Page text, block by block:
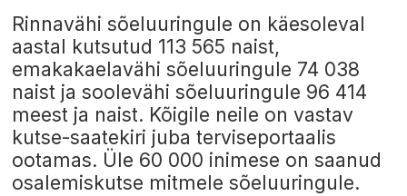
Rinnavähi sõeluuringule on käesoleval
aastal kutsutud 113 565 naist,
emakakaelavähi sõeluuringule 74 038
naist ja soolevähi sõeluuringule 96 414
meest ja naist. Kõigile neile on vastav
kutse-saatekiri juba terviseportaalis
ootamas. Üle 60 000 inimese on saanud
osalemiskutse mitmele sõeluuringule.